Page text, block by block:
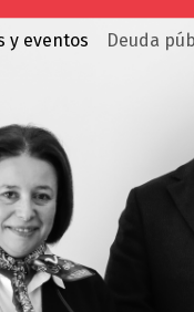
y eventos Deuda